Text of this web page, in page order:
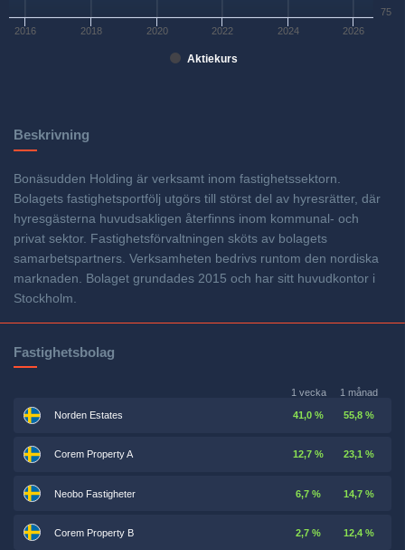
Aktiekurs
2016 2018 2020 2022 2024 2026
75
Beskrivning
Bonäsudden Holding är verksamt inom fastighetssektorn.
Bolagets fastighetsportfölj utgörs till störst del av hyresrätter, där
hyresgästerna huvudsakligen återfinns inom kommunal- och
privat sektor. Fastighetsförvaltningen sköts av bolagets
samarbetspartners. Verksamheten bedrivs runtom den nordiska
marknaden. Bolaget grundades 2015 och har sitt huvudkontor i
Stockholm.
Fastighetsbolag
1 vecka 1 månad
Norden Estates 41,0 % 55,8 %
Corem Property A 12,7 % 23,1 %
Neobo Fastigheter 6,7 % 14,7 %
Corem Property B 2,7 % 12,4 %